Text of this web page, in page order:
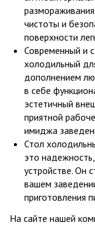
чистоты и
поверхности
Современный и
холодильный
дополнением
в себе
эстетичный
приятной
имиджа
Стол
это
устройстве. Он
вашем
приготовления
На сайте нашей